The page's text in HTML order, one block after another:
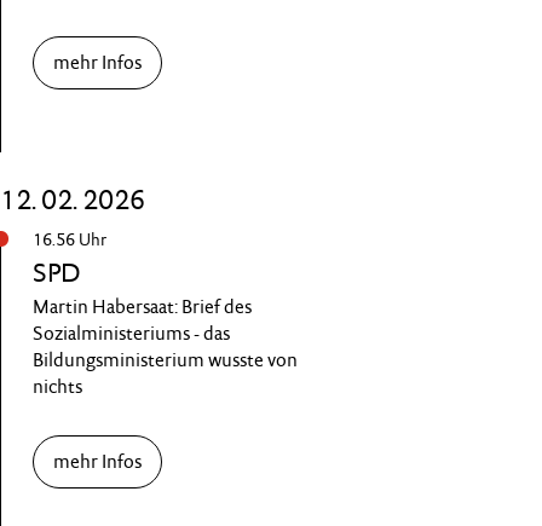
mehr Infos
12. 02. 2026
16.56 Uhr
SPD
Martin Habersaat: Brief des
Sozialministeriums - das
Bildungsministerium wusste von
nichts
mehr Infos